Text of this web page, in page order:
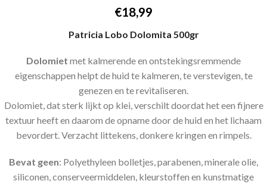
€18,99
Patricia Lobo Dolomita 500gr
Dolomiet met kalmerende en ontstekingsremmende
eigenschappen helpt de huid te kalmeren, te verstevigen, te
genezen en te revitaliseren.
Dolomiet, dat sterk lijkt op klei, verschilt doordat het een fijnere
textuur heeft en daarom de opname door de huid en het lichaam
bevordert. Verzacht littekens, donkere kringen en rimpels.
Bevat geen: Polyethyleen bolletjes, parabenen, minerale olie,
siliconen, conserveermiddelen, kleurstoffen en kunstmatige